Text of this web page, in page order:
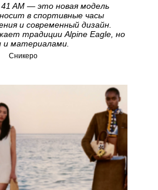
41 AM — это новая модель
в спортивные часы
и современный дизайн.
традиции Alpine Eagle, но
и материалами.
Сникеро